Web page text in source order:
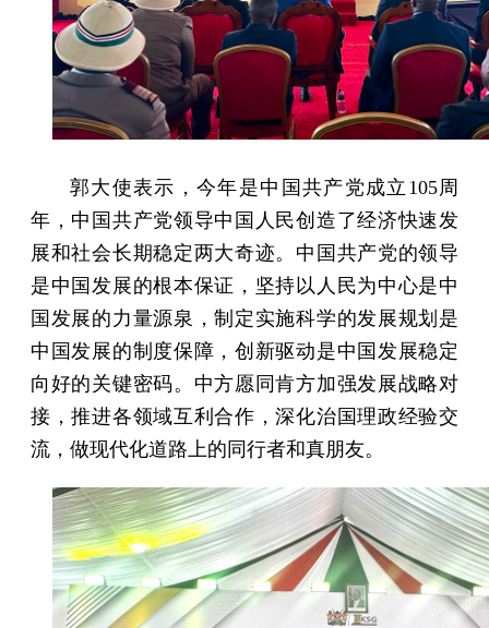
郭大使表示，今年是中国共产党成立105周
年，中国共产党领导中国人民创造了经济快速发
展和社会长期稳定两大奇迹。中国共产党的领导
是中国发展的根本保证，坚持以人民为中心是中
国发展的力量源泉，制定实施科学的发展规划是
中国发展的制度保障，创新驱动是中国发展稳定
向好的关键密码。中方愿同肯方加强发展战略对
接，推进各领域互利合作，深化治国理政经验交
流，做现代化道路上的同行者和真朋友。